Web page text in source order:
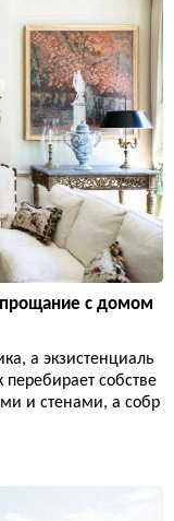
с домом
а экзистенциаль
собстве
и стенами, а собр